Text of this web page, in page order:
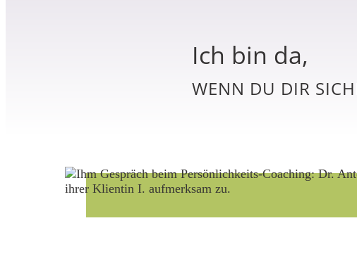
Ich bin da,
WENN DU DIR